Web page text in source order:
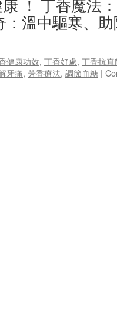
！ 丁香魔法
：溫中驅寒、
健康功效, 丁香好處, 丁香抗
牙痛, 芳香療法, 調節血糖 |